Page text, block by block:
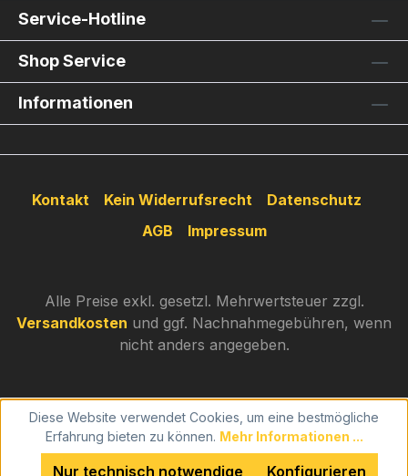
Service-Hotline
Shop Service
Informationen
Kontakt Kein Widerrufsrecht
Datenschutz
AGB
Impressum
Alle Preise exkl. gesetzl. Mehrwertsteuer zzgl.
Versandkosten und ggf. Nachnahmegebühren, wenn
nicht anders angegeben.
Diese Website verwendet Cookies, um eine bestmögliche
Erfahrung bieten zu können. Mehr Informationen ...
Nur technisch notwendige Konfigurieren